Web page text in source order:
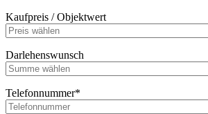
Kaufpreis / Objektwert
Darlehenswunsch
Telefonnummer*